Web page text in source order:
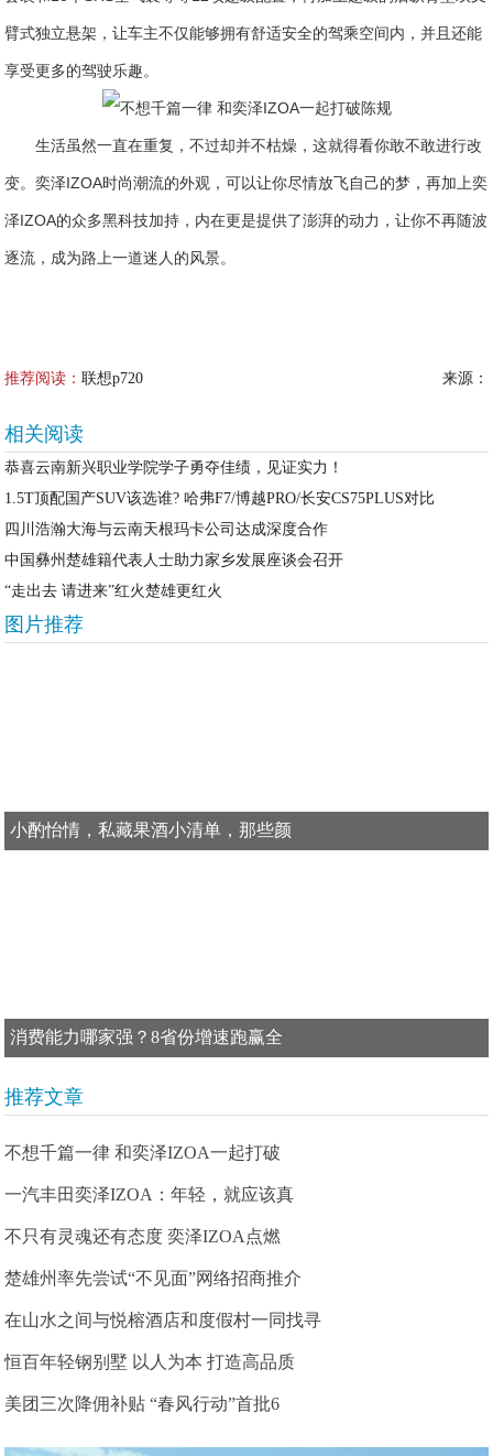
臂式独立悬架，让车主不仅能够拥有舒适安全的驾乘空间内，并且还能
享受更多的驾驶乐趣。
生活虽然一直在重复，不过却并不枯燥，这就得看你敢不敢进行改
变。奕泽IZOA时尚潮流的外观，可以让你尽情放飞自己的梦，再加上奕
泽IZOA的众多黑科技加持，内在更是提供了澎湃的动力，让你不再随波
逐流，成为路上一道迷人的风景。
推荐阅读：联想p720 来源：
相关阅读
恭喜云南新兴职业学院学子勇夺佳绩，见证实力！
1.5T顶配国产SUV该选谁? 哈弗F7/博越PRO/长安CS75PLUS对比
四川浩瀚大海与云南天根玛卡公司达成深度合作
中国彝州楚雄籍代表人士助力家乡发展座谈会召开
“走出去 请进来”红火楚雄更红火
图片推荐
小酌怡情，私藏果酒小清单，那些颜
消费能力哪家强？8省份增速跑赢全
推荐文章
不想千篇一律 和奕泽IZOA一起打破
一汽丰田奕泽IZOA：年轻，就应该真
不只有灵魂还有态度 奕泽IZOA点燃
楚雄州率先尝试“不见面”网络招商推介
在山水之间与悦榕酒店和度假村一同找寻
恒百年轻钢别墅 以人为本 打造高品质
美团三次降佣补贴 “春风行动”首批6